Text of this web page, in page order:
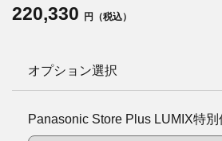
220,330 円（税込）
オプション選択
Panasonic Store Plus LUMIX特別